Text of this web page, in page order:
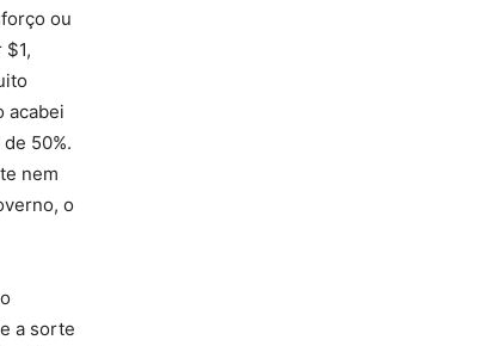
ou
acabei
50%.
nem
o
a sorte